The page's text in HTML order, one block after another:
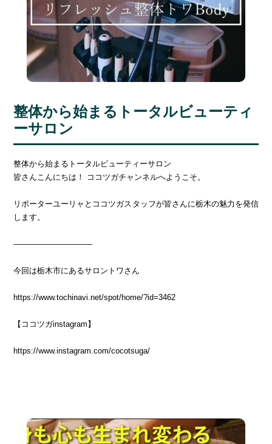
整体から始まるトータルビューティ
ーサロン
整体から始まるトータルビューティーサロン
皆さんこんにちは！ ココツガチャンネルへようこそ。
リポーターユーリャとココツガスタッフが皆さんに栃木の魅力を発信
します。
――――――――――
今回は栃木市にあるサロントワさん
https://www.tochinavi.net/spot/home/?id=3462
【ココツガinstagram】
https://www.instagram.com/cocotsuga/